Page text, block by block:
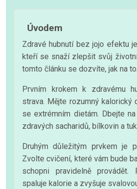
Úvodem
Zdravé hubnutí bez jojo efektu
kteří se snaží zlepšit svůj
tomto článku se dozvíte, jak na to.
Prvním krokem k zdravému
strava. Mějte rozumný kalorický
se extrémním dietám. Dbejte
zdravých sacharidů, bílkovin a
Druhým důležitým prvkem je
Zvolte cvičení, které vám bude
schopni pravidelně provádět.
spaluje kalorie a zvyšuje